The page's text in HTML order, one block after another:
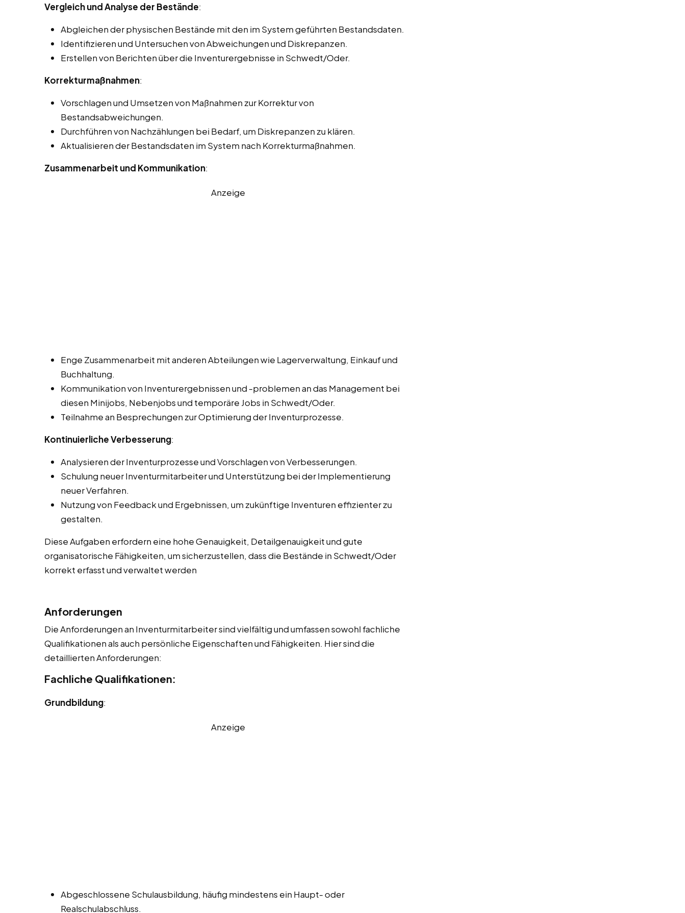
Vergleich und Analyse der Bestände:
Abgleichen der physischen Bestände mit den im System geführten Bestandsdaten.
Identifizieren und Untersuchen von Abweichungen und Diskrepanzen.
Erstellen von Berichten über die Inventurergebnisse in Schwedt/Oder.
Korrekturmaßnahmen:
Vorschlagen und Umsetzen von Maßnahmen zur Korrektur von
Bestandsabweichungen.
Durchführen von Nachzählungen bei Bedarf, um Diskrepanzen zu klären.
Aktualisieren der Bestandsdaten im System nach Korrekturmaßnahmen.
Zusammenarbeit und Kommunikation:
Anzeige
Enge Zusammenarbeit mit anderen Abteilungen wie Lagerverwaltung, Einkauf und
Buchhaltung.
Kommunikation von Inventurergebnissen und -problemen an das Management bei
diesen Minijobs, Nebenjobs und temporäre Jobs in Schwedt/Oder.
Teilnahme an Besprechungen zur Optimierung der Inventurprozesse.
Kontinuierliche Verbesserung:
Analysieren der Inventurprozesse und Vorschlagen von Verbesserungen.
Schulung neuer Inventurmitarbeiter und Unterstützung bei der Implementierung
neuer Verfahren.
Nutzung von Feedback und Ergebnissen, um zukünftige Inventuren effizienter zu
gestalten.
Diese Aufgaben erfordern eine hohe Genauigkeit, Detailgenauigkeit und gute
organisatorische Fähigkeiten, um sicherzustellen, dass die Bestände in Schwedt/Oder
korrekt erfasst und verwaltet werden
Anforderungen
Die Anforderungen an Inventurmitarbeiter sind vielfältig und umfassen sowohl fachliche
Qualifikationen als auch persönliche Eigenschaften und Fähigkeiten. Hier sind die
detaillierten Anforderungen:
Fachliche Qualifikationen:
Grundbildung:
Anzeige
Abgeschlossene Schulausbildung, häufig mindestens ein Haupt- oder
Realschulabschluss.